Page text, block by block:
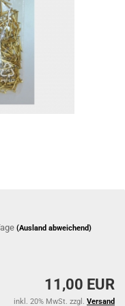
(Ausland abweichend)
11,00 EUR
inkl. 20% MwSt. zzgl. Versand